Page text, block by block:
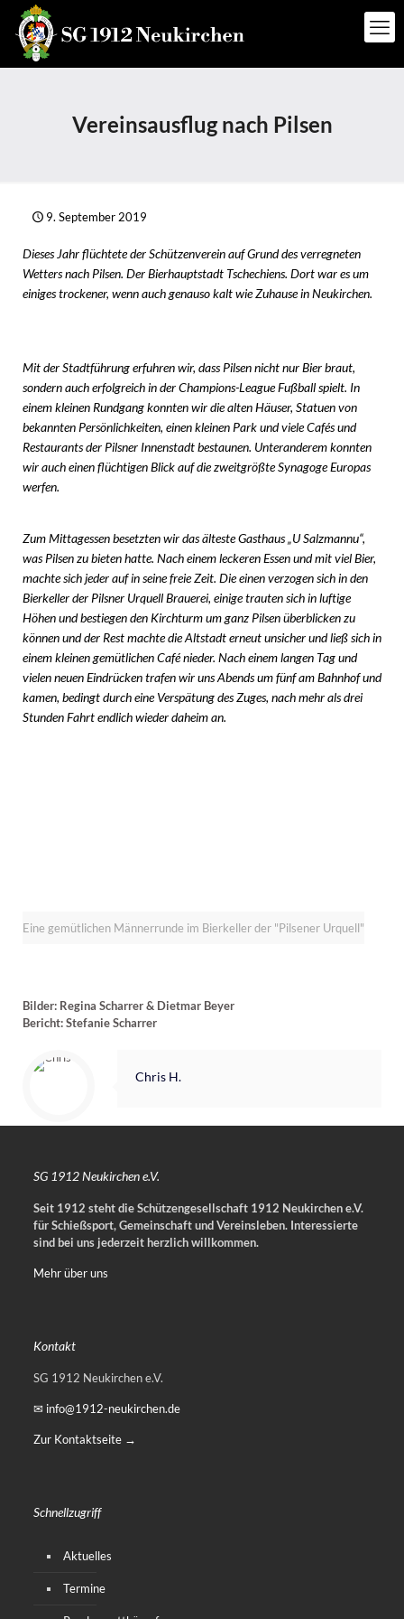
Vereinsausflug nach Pilsen
9. September 2019
Dieses Jahr flüchtete der Schützenverein auf Grund des verregneten
Wetters nach Pilsen. Der Bierhauptstadt Tschechiens. Dort war es um
einiges trockener, wenn auch genauso kalt wie Zuhause in Neukirchen.
Mit der Stadtführung erfuhren wir, dass Pilsen nicht nur Bier braut,
sondern auch erfolgreich in der Champions-League Fußball spielt. In
einem kleinen Rundgang konnten wir die alten Häuser, Statuen von
bekannten Persönlichkeiten, einen kleinen Park und viele Cafés und
Restaurants der Pilsner Innenstadt bestaunen. Unteranderem konnten
wir auch einen flüchtigen Blick auf die zweitgrößte Synagoge Europas
werfen.
Zum Mittagessen besetzten wir das älteste Gasthaus „U Salzmannu“,
was Pilsen zu bieten hatte. Nach einem leckeren Essen und mit viel Bier,
machte sich jeder auf in seine freie Zeit. Die einen verzogen sich in den
Bierkeller der Pilsner Urquell Brauerei, einige trauten sich in luftige
Höhen und bestiegen den Kirchturm um ganz Pilsen überblicken zu
können und der Rest machte die Altstadt erneut unsicher und ließ sich in
einem kleinen gemütlichen Café nieder. Nach einem langen Tag und
vielen neuen Eindrücken trafen wir uns Abends um fünf am Bahnhof und
kamen, bedingt durch eine Verspätung des Zuges, nach mehr als drei
Stunden Fahrt endlich wieder daheim an.
Eine gemütlichen Männerrunde im Bierkeller der "Pilsener Urquell"
Bilder: Regina Scharrer & Dietmar Beyer
Bericht: Stefanie Scharrer
Chris H.
SG 1912 Neukirchen e.V.
Seit 1912 steht die Schützengesellschaft 1912 Neukirchen e.V.
für Schießsport, Gemeinschaft und Vereinsleben. Interessierte
sind bei uns jederzeit herzlich willkommen.
Mehr über uns
Kontakt
SG 1912 Neukirchen e.V.
✉ info@1912-neukirchen.de
Zur Kontaktseite →
Schnellzugriff
Aktuelles
Termine